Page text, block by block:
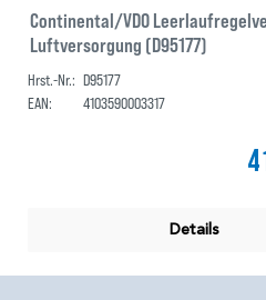
Continental/VDO
Luftversorgung (D95177)
Hrst.-Nr.: D95177
EAN:
4103590003317
Details